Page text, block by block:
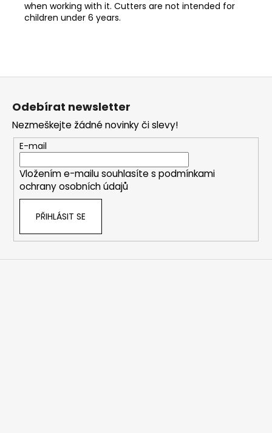
when working with it. Cutters are not intended for
children under 6 years.
Z
Odebírat newsletter
Nezmeškejte žádné novinky či slevy!
E-mail
Vložením e-mailu souhlasíte s podmínkami
ochrany osobních údajů
PŘIHLÁSIT SE